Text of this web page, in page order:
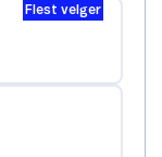
Flest velger